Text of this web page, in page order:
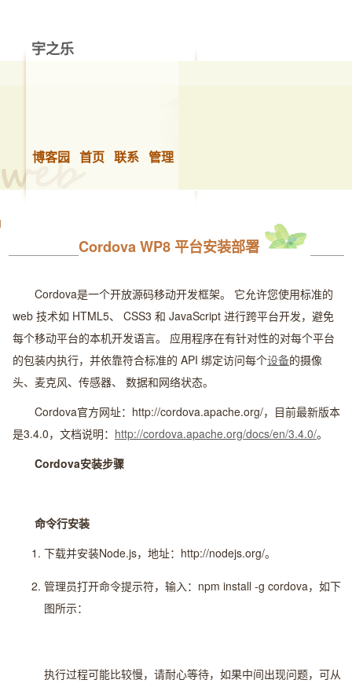
宇之乐
博客园 首页 联系 管理
Cordova WP8 平台安装部署
Cordova是一个开放源码移动开发框架。 它允许您使用标准的
web 技术如 HTML5、 CSS3 和 JavaScript 进行跨平台开发，避免
每个移动平台的本机开发语言。 应用程序在有针对性的对每个平台
的包装内执行，并依靠符合标准的 API 绑定访问每个设备的摄像
头、麦克风、传感器、 数据和网络状态。
Cordova官方网址：http://cordova.apache.org/，目前最新版本
是3.4.0，文档说明： http://cordova.apache.org/docs/en/3.4.0/。
Cordova安装步骤
命令行安装
下载并安装Node.js，地址：http://nodejs.org/。
管理员打开命令提示符，输入：npm install -g cordova，如下
图所示：
执行过程可能比较慢，请耐心等待，如果中间出现问题，可从